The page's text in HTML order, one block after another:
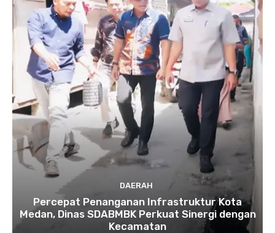
DAERAH
Percepat Penanganan Infrastruktur Kota
Medan, Dinas SDABMBK Perkuat Sinergi dengan
Kecamatan